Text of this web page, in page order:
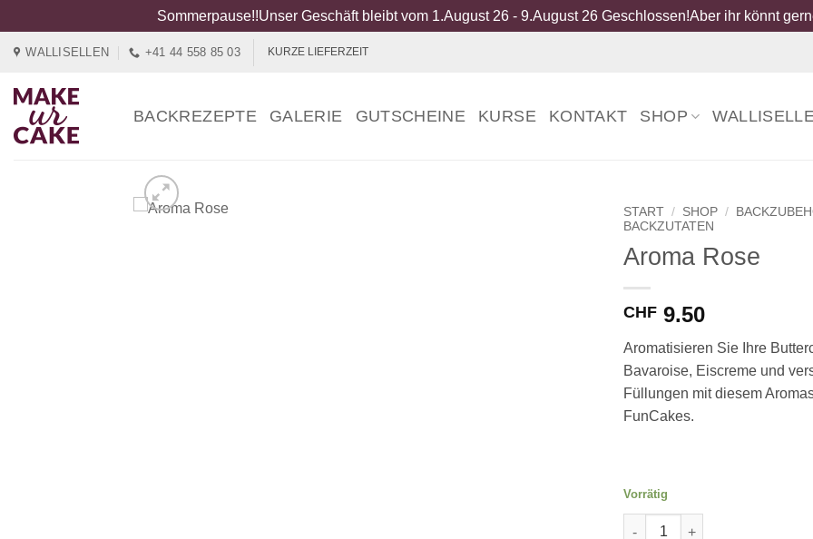
Sommerpause!!Unser Geschäft bleibt vom 1.August 26 - 9.August 26 Geschlossen!Aber ihr könnt
springen
WALLISELLEN +41 44 558 85 03 KURZE LIEFERZEIT
BACKREZEPTE GALERIE GUTSCHEINE KURSE KONTAKT SHOP
START / SHOP /
BACKZUTATEN
Aroma Rose
CHF 9.50
Aromatisieren Sie Ihre
Bavaroise, Eiscreme und
Füllungen mit diesem
FunCakes.
Vorrätig
Aroma Rose Menge